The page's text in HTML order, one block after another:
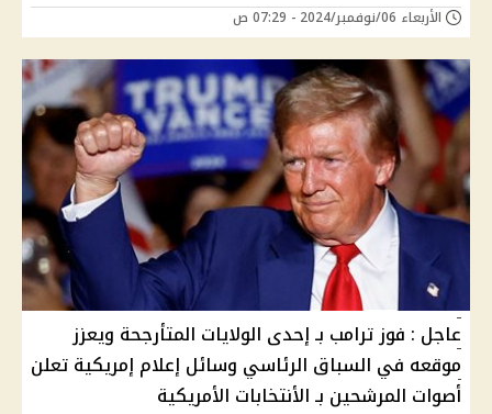
الأربعاء 06/نوفمبر/2024 - 07:29 ص
عاجل : فوز ترامب بـ إحدى الولايات المتأرجحة ويعزز
موقعه في السباق الرئاسي وسائل إعلام إمريكية تعلن
أصوات المرشحين بـ الأنتخابات الأمريكية